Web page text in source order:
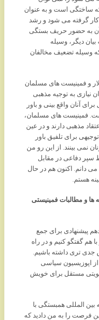
ساختگی است و به عنوان
کار گرفته می شود و رشد
به حضور حریف بستگی
دیگر، وسیله
وسیله تضعیف مخالفان
و فمینیست های مسلمان
نیازی به توجیه مذهبی
آنان واقع بینی و باور
فمینیست های مسلمان،
مذهبی دارند و در عین
برای تلفیق باور
نمی بینند. از این رو من
سپر دفاعی در مقابل
دانم. اکنون هم در حال
هستم.
ها و مطالبات فمینیستی
پیشنهادی برای جمع
هم گفتگو کنیم و در راه
تری داشته باشیم.
از اپوزیسیون سیاسی
هویتی مستقل برای خویش
بین المللی همبستگی با
فرصت را به من دادید که